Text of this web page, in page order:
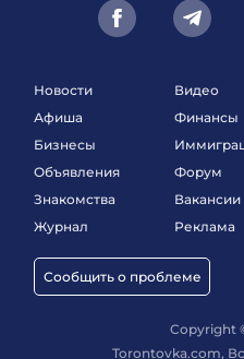
Новости
Афиша
Бизнесы
Объявления
Знакомства
Журнал
Сообщить о проблеме
Видео
Финансы
Форум
Вакансии
Реклама
Copyright
Torontovka.com,